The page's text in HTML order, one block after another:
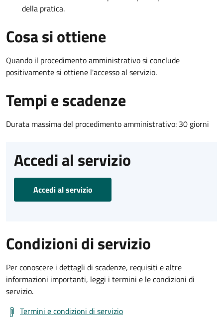
della pratica.
Cosa si ottiene
Quando il procedimento amministrativo si conclude
positivamente si ottiene l'accesso al servizio.
Tempi e scadenze
Durata massima del procedimento amministrativo: 30 giorni
Accedi al servizio
Accedi al servizio
Condizioni di servizio
Per conoscere i dettagli di scadenze, requisiti e altre
informazioni importanti, leggi i termini e le condizioni di
servizio.
Termini e condizioni di servizio